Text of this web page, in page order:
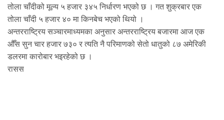
तोला चाँदीको मूल्य ५ हजार ३४५ निर्धारण भएको छ । गत शुक्रबार एक
तोला चाँदी ५ हजार ४० मा किनबेच भएको थियो ।
अन्तरराष्ट्रिय सञ्चारमाध्यमका अनुसार अन्तरराष्ट्रिय बजारमा आज एक
औँस सुन चार हजार ७३० र त्यति नै परिमाणको सेतो धातुको ८७ अमेरिकी
डलरमा कारोबार भइरहेको छ ।
रासस